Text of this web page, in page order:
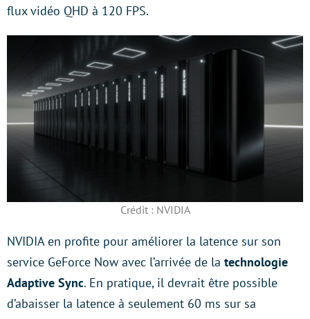
flux vidéo QHD à 120 FPS.
Crédit : NVIDIA
NVIDIA en profite pour améliorer la latence sur son
service GeForce Now avec l’arrivée de la technologie
Adaptive Sync. En pratique, il devrait être possible
d’abaisser la latence à seulement 60 ms sur sa